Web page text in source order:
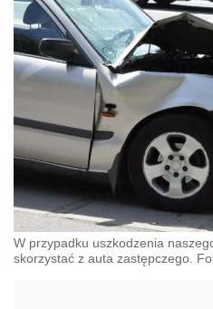
W przypadku uszkodzenia
skorzystać z auta zastępczego.